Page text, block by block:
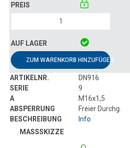
ZUM WARENKORB HINZUFÜGEN
DN916
9
M16x1,5
Freier Durchg.
Info